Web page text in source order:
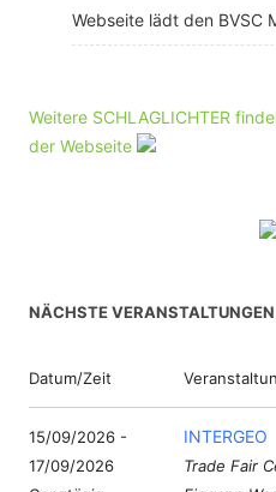
Webseite lädt den BVSC
Weitere SCHLAGLICHTER
der Webseite
NÄCHSTE VERANSTALTUNGEN
Datum/Zeit
15/09/2026 -
17/09/2026
INTERGEO
Trade Fair